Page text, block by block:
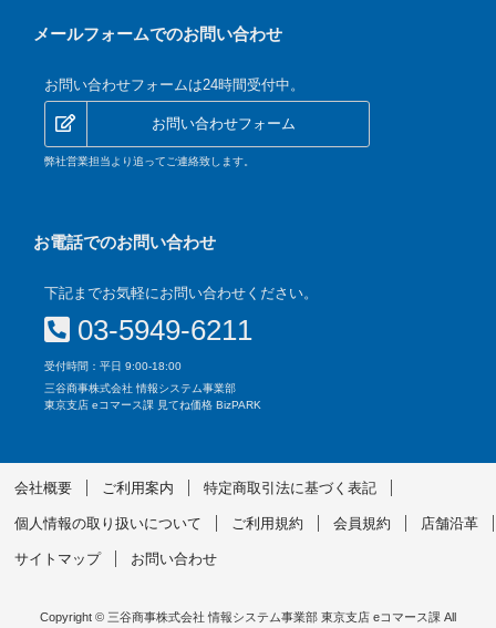
メールフォームでのお問い合わせ
お問い合わせフォームは24時間受付中。
お問い合わせフォーム
弊社営業担当より追ってご連絡致します。
お電話でのお問い合わせ
下記までお気軽にお問い合わせください。
03-5949-6211
受付時間：平日 9:00-18:00
三谷商事株式会社 情報システム事業部
東京支店 eコマース課 見てね価格 BizPARK
会社概要 ご利用案内 特定商取引法に基づく表記
個人情報の取り扱いについて ご利用規約 会員規約 店舗沿革
サイトマップ お問い合わせ
Copyright © 三谷商事株式会社 情報システム事業部 東京支店 eコマース課 All